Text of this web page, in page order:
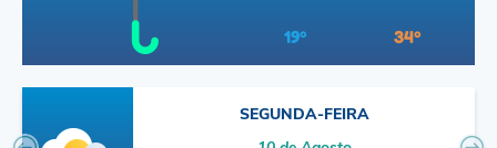
19º 34º
SEGUNDA-FEIRA